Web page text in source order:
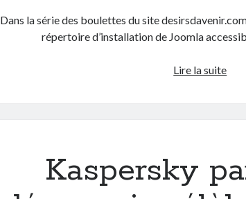
Dans la série des boulettes du site
répertoire d’installation de Joomla
Lire la suiteLa
Bon
Kaspersky